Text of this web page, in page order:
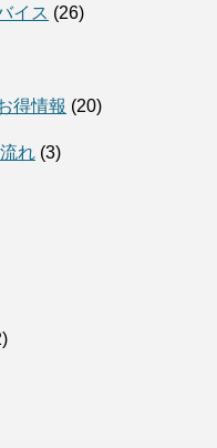
イス (26)
得情報 (20)
れ (3)